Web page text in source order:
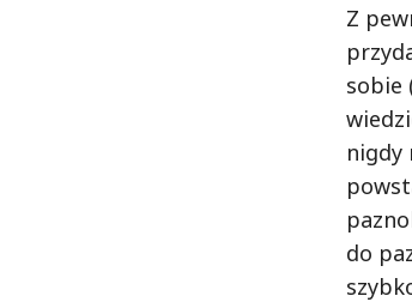
Z
sobie
nigdy
do